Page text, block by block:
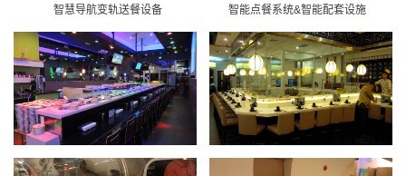
智慧导航变轨送餐设备 智能点餐系统&智能配套设施